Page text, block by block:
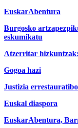
EuskarAbentura
Burgosko
eskumikatu
Atzerritar
Gogoa hazi
Justizia
Euskal diaspora
EuskarAbentura,